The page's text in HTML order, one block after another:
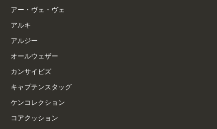
アー・ヴェ・ヴェ
アルキ
アルジー
オールウェザー
カンサイビズ
キャプテンスタッグ
ケンコレクション
コアクッション